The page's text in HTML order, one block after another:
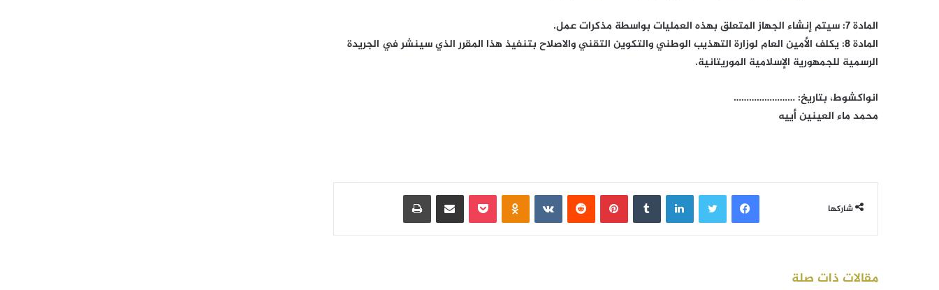
المادة 7: سيتم إنشاء الجهاز المتعلق بهذه العمليات بواسطة مذكرات عمل.
المادة 8: يكلف الأمين العام لوزارة التهذيب الوطني والتكوين التقني والاصلاح بتنفيذ هذا المقرر الذي سينشر في الجريدة
الرسمية للجمهورية الإسلامية الموريتانية.
انواكشوط، بتاريخ: ……………………
محمد ماء العينين أييه
شاركها
فيسبوك لينكدإن بينتيريست بوكيت مشاركة عبر البريد
مقالات ذات صلة